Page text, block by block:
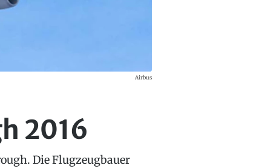
Airbus
2016
Die Flugzeugbauer